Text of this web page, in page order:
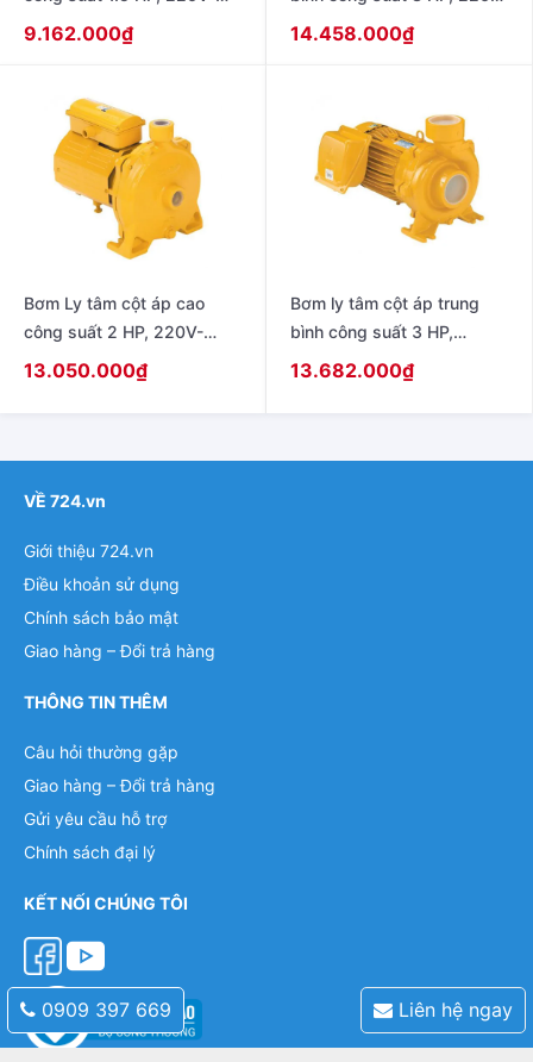
50Hz model ACH-1105S
9.162.000₫
– 50Hz model WCM-2205S
14.458.000₫
Bơm Ly tâm cột áp cao
công suất 2 HP, 220V-
50Hz model WCH-1505S
13.050.000₫
Bơm ly tâm cột áp trung
bình công suất 3 HP,
220V/380V – 50Hz model
13.682.000₫
VỀ 724.vn
Giới thiệu 724.vn
Điều khoản sử dụng
Chính sách bảo mật
Giao hàng – Đổi trả hàng
THÔNG TIN THÊM
Câu hỏi thường gặp
Giao hàng – Đổi trả hàng
Gửi yêu cầu hỗ trợ
Chính sách đại lý
KẾT NỐI CHÚNG TÔI
0909 397 669 Liên hệ ngay